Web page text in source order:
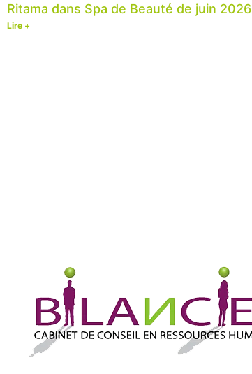
Ritama dans Spa de Beauté de juin 2026
Lire +